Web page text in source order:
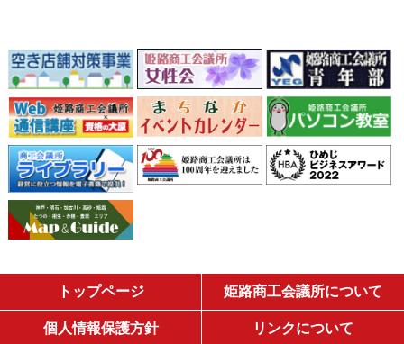
トップページ 姫路商工会議所について
個人情報保護方針 リンクについて